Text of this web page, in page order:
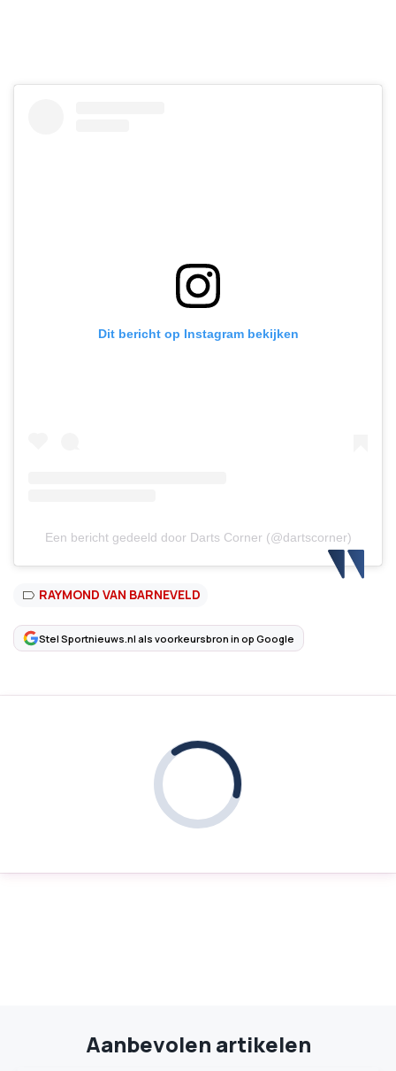
Dit bericht op Instagram bekijken
Een bericht gedeeld door Darts Corner (@dartscorner)
RAYMOND VAN BARNEVELD
Stel Sportnieuws.nl als voorkeursbron in op Google
Aanbevolen artikelen